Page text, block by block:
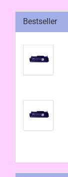
Bestseller